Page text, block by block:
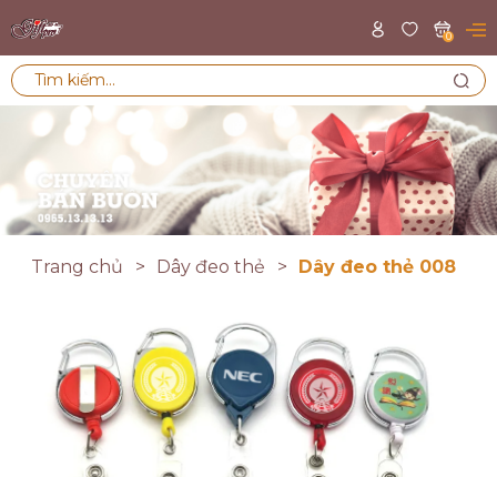
0
Trang chủ Dây đeo thẻ Dây đeo thẻ 008